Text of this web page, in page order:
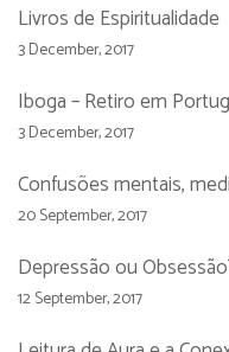
Livros de Espiritualidade
3 December, 2017
Iboga – Retiro em
3 December, 2017
Confusões mentais,
20 September, 2017
Depressão ou
12 September, 2017